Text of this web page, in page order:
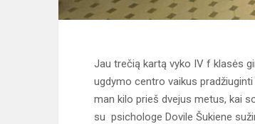
Jau trečią kartą vyko IV f klasės
ugdymo centro vaikus
man kilo prieš dvejus metus, kai
su psichologe Dovile Šukiene